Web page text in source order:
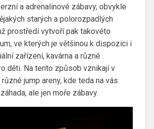
a adrenalinové zábavy, obvykle
starých a polorozpadlých
prostředí vytvoří pak takovéto
ve kterých je většinou k dispozici i
zařízení, kavárna a různé
děti. Na tento způsob vznikají v
jump areny, kde teda na vás
ale jen moře zábavy.